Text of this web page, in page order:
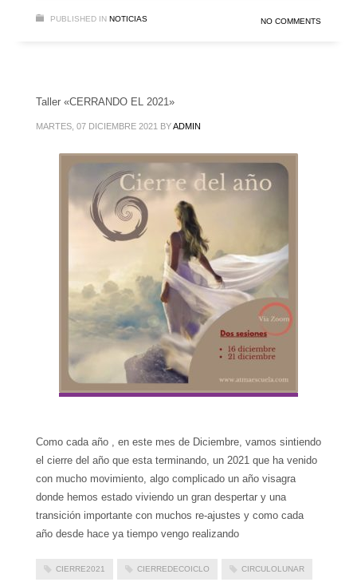
PUBLISHED IN NOTICIAS NO COMMENTS
Taller «CERRANDO EL 2021»
MARTES, 07 DICIEMBRE 2021 BYADMIN
Como cada año , en este mes de Diciembre, vamos sintiendo
el cierre del año que esta terminando, un 2021 que ha venido
con mucho movimiento, algo complicado un año visagra
donde hemos estado viviendo un gran despertar y una
transición importante con muchos re-ajustes y como cada
año desde hace ya tiempo vengo realizando
CIERRE2021 CIERREDECOICLO CIRCULOLUNAR